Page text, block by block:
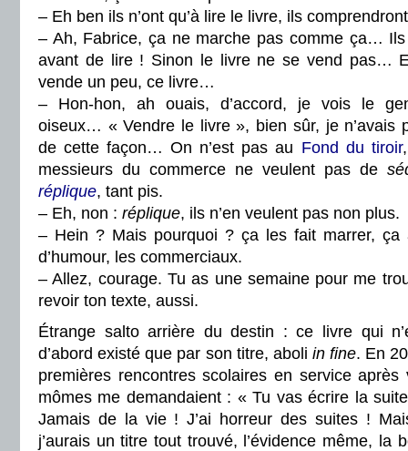
– Eh ben ils n’ont qu’à lire le livre, ils
– Ah, Fabrice, ça ne marche pas comme ça…
avant de lire ! Sinon le livre ne se vend pas…
vende un peu, ce livre…
– Hon-hon, ah ouais, d’accord, je vois le
oiseux… « Vendre le livre », bien sûr, je n’avais
de cette façon… On n’est pas au Fond du tiroir
messieurs du commerce ne veulent pas de
réplique, tant pis.
– Eh, non : réplique, ils n’en veulent pas non plus.
– Hein ? Mais pourquoi ? ça les fait marrer,
d’humour, les commerciaux.
– Allez, courage. Tu as une semaine pour me
revoir ton texte, aussi.
Étrange salto arrière du destin : ce livre qui
d’abord existé que par son titre, aboli in fine. En
premières rencontres scolaires en service
mômes me demandaient : « Tu vas écrire la
Jamais de la vie ! J’ai horreur des suites !
j’aurais un titre tout trouvé, l’évidence même, la